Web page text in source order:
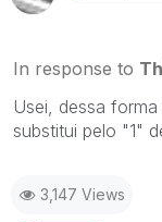
In response to
Usei, dessa
substitui pelo "1"
3,147 Views